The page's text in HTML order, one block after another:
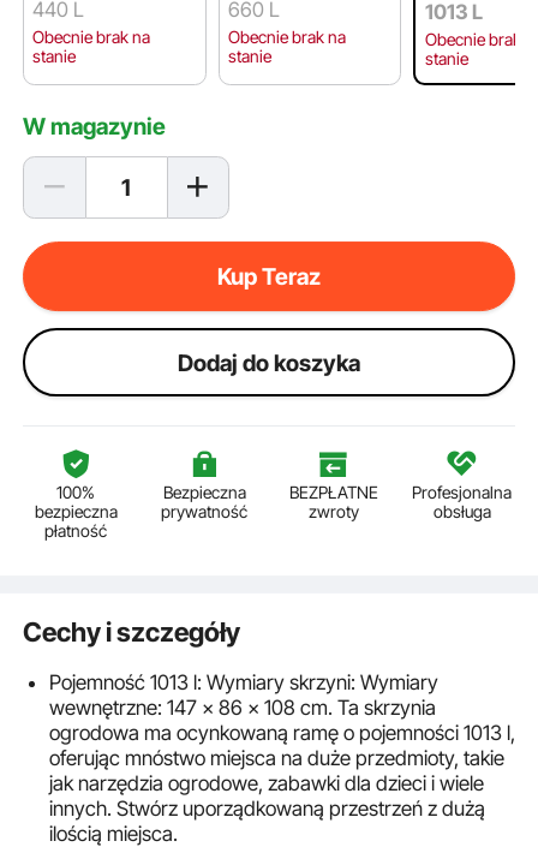
440 L
Obecnie brak na
stanie
660 L
Obecnie brak na
stanie
1013 L
Obecnie brak
stanie
W magazynie
Kup Teraz
Dodaj do koszyka
100%
bezpieczna
płatność
Bezpieczna
prywatność
BEZPŁATNE
zwroty
Profesjonalna
obsługa
Cechy i szczegóły
Pojemność 1013 l: Wymiary skrzyni: Wymiary
wewnętrzne: 147 x 86 x 108 cm. Ta skrzynia
ogrodowa ma ocynkowaną ramę o pojemności 1013 l,
oferując mnóstwo miejsca na duże przedmioty, takie
jak narzędzia ogrodowe, zabawki dla dzieci i wiele
innych. Stwórz uporządkowaną przestrzeń z dużą
ilością miejsca.